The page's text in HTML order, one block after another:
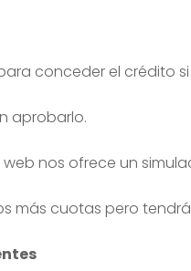
conceder el crédito
aprobarlo.
web nos ofrece un
más cuotas pero